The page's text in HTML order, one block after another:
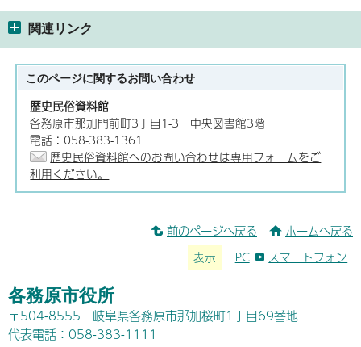
関連リンク
このページに関するお問い合わせ
歴史民俗資料館
各務原市那加門前町3丁目1-3 中央図書館3階
電話：058-383-1361
歴史民俗資料館へのお問い合わせは専用フォームをご
利用ください。
前のページへ戻る ホームへ戻る
表示 PC スマートフォン
各務原市役所
〒504-8555 岐阜県各務原市那加桜町1丁目69番地
代表電話：058-383-1111